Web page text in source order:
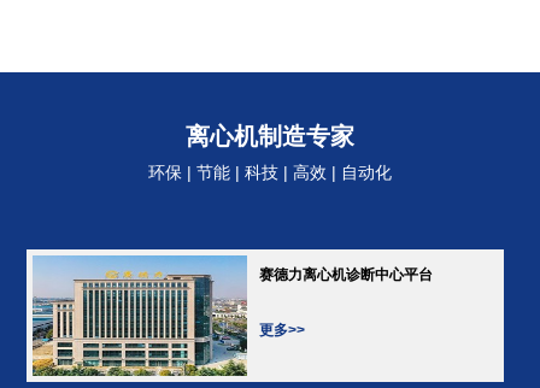
离心机制造专家
环保 | 节能 | 科技 | 高效 | 自动化
赛德力离心机诊断中心平台
更多>>